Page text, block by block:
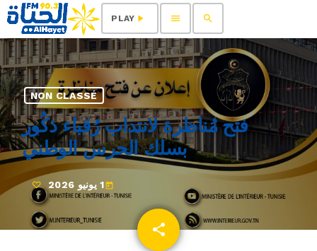
search
menu
play_arrow
PLAY
NON CLASSÉ
فتح مُناظرة لانتداب رُقباء ذكُور
بسلك الحرس الوطني
today1 يونيو 2026
share
email